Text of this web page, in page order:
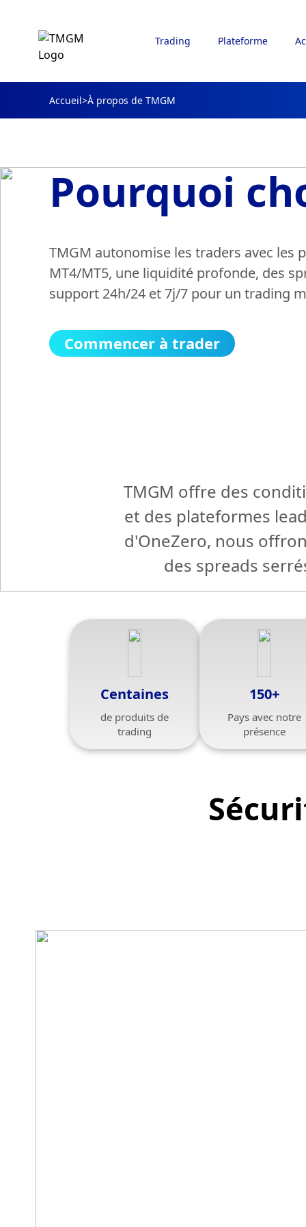
Trading Plateforme
Accueil>À propos de TMGM
Pourquoi
TMGM autonomise les traders avec les
MT4/MT5, une liquidité profonde, des
support 24h/24 et 7j/7 pour un trading
Commencer à trader
TMGM offre des
et des plateformes
d'OneZero, nous
des spreads
Centaines
de produits de
trading
150+
Pays avec notre
présence